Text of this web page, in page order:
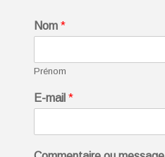
Nom*
Prénom
E-mail*